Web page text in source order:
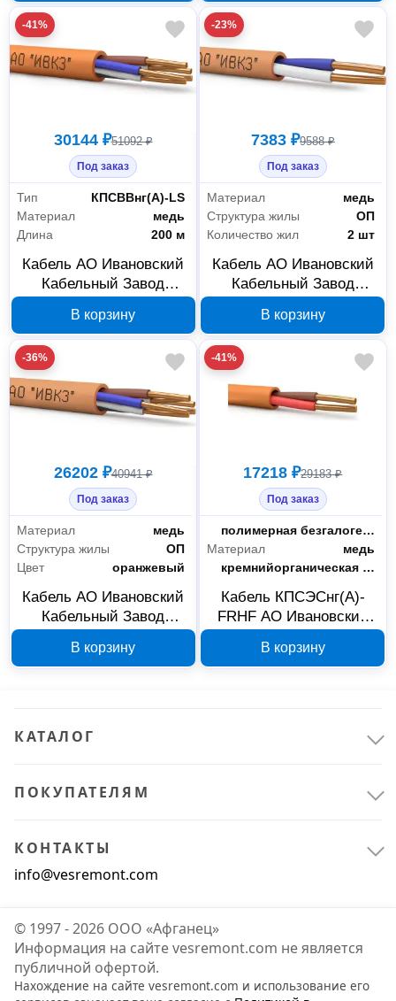
Электрика и свет 40
Кабель и провод 40
2000000075747
-41%
30144 ₽51092 ₽
Под заказ
Тип
КПСВВнг(А)-LS
Материал
медь
Длина
200 м
Кабель АО Ивановский
Кабельный Завод
бухта 200 м 00-
00039269
В корзину
-23%
7383 ₽9588 ₽
Под заказ
Материал
медь
Структура жилы
ОП
Количество жил
2 шт
Кабель АО Ивановский
Кабельный Завод
1x2х0,75 200 м 00-
00039308
В корзину
-36%
26202 ₽40941 ₽
Под заказ
Материал
медь
Структура жилы
ОП
Цвет
оранжевый
Кабель АО Ивановский
Кабельный Завод
3x2х0,75 200 м 00-
00039322
В корзину
-41%
17218 ₽29183 ₽
Под заказ
Материал оболочки
полимерная безгалогенная композиция
Материал
медь
Изоляция
кремнийорганическая резина
Кабель КПСЭСнг(А)-
FRHF АО Ивановский
1х2х1,5, 200 м, 00-
00025885
В корзину
КАТАЛОГ
ПОКУПАТЕЛЯМ
КОНТАКТЫ
info@vesremont.com
© 1997 - 2026 ООО «Афганец»
Информация на сайте vesremont.com не является
публичной офертой.
Нахождение на сайте vesremont.com и использование его